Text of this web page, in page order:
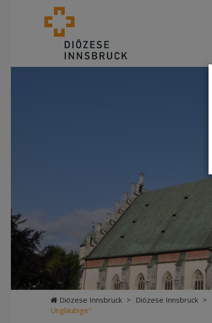
Diözese Innsbruck > Diözese Innsbruck >
Ungläubige"